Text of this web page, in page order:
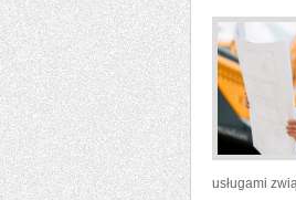
usługami